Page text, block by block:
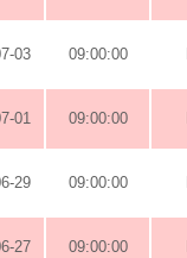
03 09:00:00
01 09:00:00
29 09:00:00
27 09:00:00